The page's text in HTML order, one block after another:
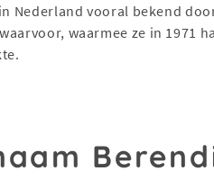
Nederland vooral bekend
waarmee ze in 1971